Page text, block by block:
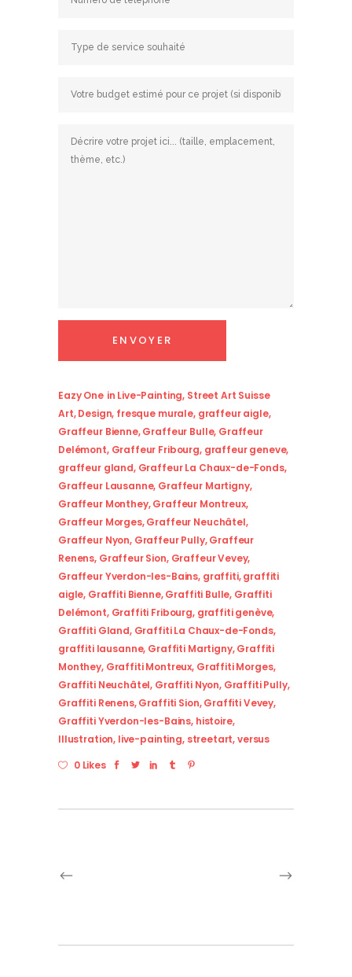
Eazy One in Live-Painting, Street Art Suisse
Art,Design, fresque murale, graffeur aigle,
Graffeur Bienne,Graffeur Bulle, Graffeur
Delémont, Graffeur Fribourg, graffeur geneve,
graffeur gland, Graffeur La Chaux-de-Fonds,
Graffeur Lausanne, Graffeur Martigny,
Graffeur Monthey,Graffeur Montreux,
Graffeur Morges,Graffeur Neuchâtel,
Graffeur Nyon, Graffeur Pully,Graffeur
Renens, Graffeur Sion, Graffeur Vevey,
Graffeur Yverdon-les-Bains, graffiti,graffiti
aigle, Graffiti Bienne,Graffiti Bulle, Graffiti
Delémont, Graffiti Fribourg, graffiti genève,
Graffiti Gland, Graffiti La Chaux-de-Fonds,
graffiti lausanne, Graffiti Martigny,Graffiti
Monthey, Graffiti Montreux, Graffiti Morges,
Graffiti Neuchâtel, Graffiti Nyon, Graffiti Pully,
Graffiti Renens,Graffiti Sion,Graffiti Vevey,
Graffiti Yverdon-les-Bains, histoire,
Illustration, live-painting, streetart,versus
0 Likes